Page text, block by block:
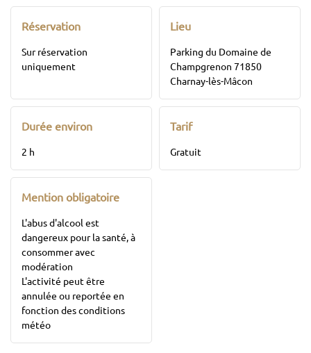
Réservation
Sur réservation
uniquement
Lieu
Parking du Domaine de
Champgrenon 71850
Charnay-lès-Mâcon
Durée environ
2 h
Tarif
Gratuit
Mention obligatoire
L'abus d'alcool est
dangereux pour la santé, à
consommer avec
modération
L'activité peut être
annulée ou reportée en
fonction des conditions
météo